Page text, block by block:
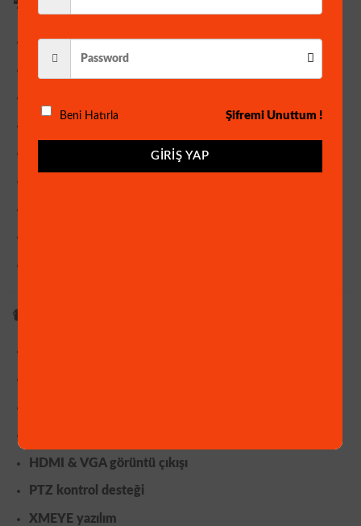
🎥
Çözünürlük:1920 × 1080 (FULL HD)
12 Adet Warm LED
📹
HDMI & VGA görüntü çıkışı
PTZ kontrol desteği
XMEYE yazılım
Beni Hatırla Şifremi Unuttum !
GIRIŞ YAP